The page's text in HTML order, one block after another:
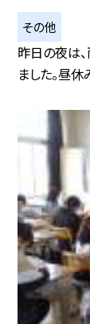
その他
昨日の夜は
ました。昼